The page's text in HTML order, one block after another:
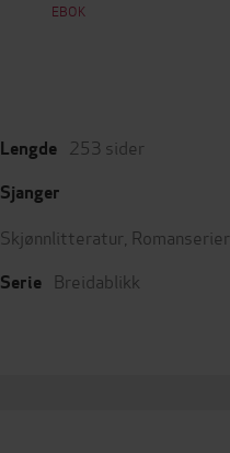
EBOK
Lengde 253 sider
Sjanger
Skjønnlitteratur Romanserier
Serie Breidablikk